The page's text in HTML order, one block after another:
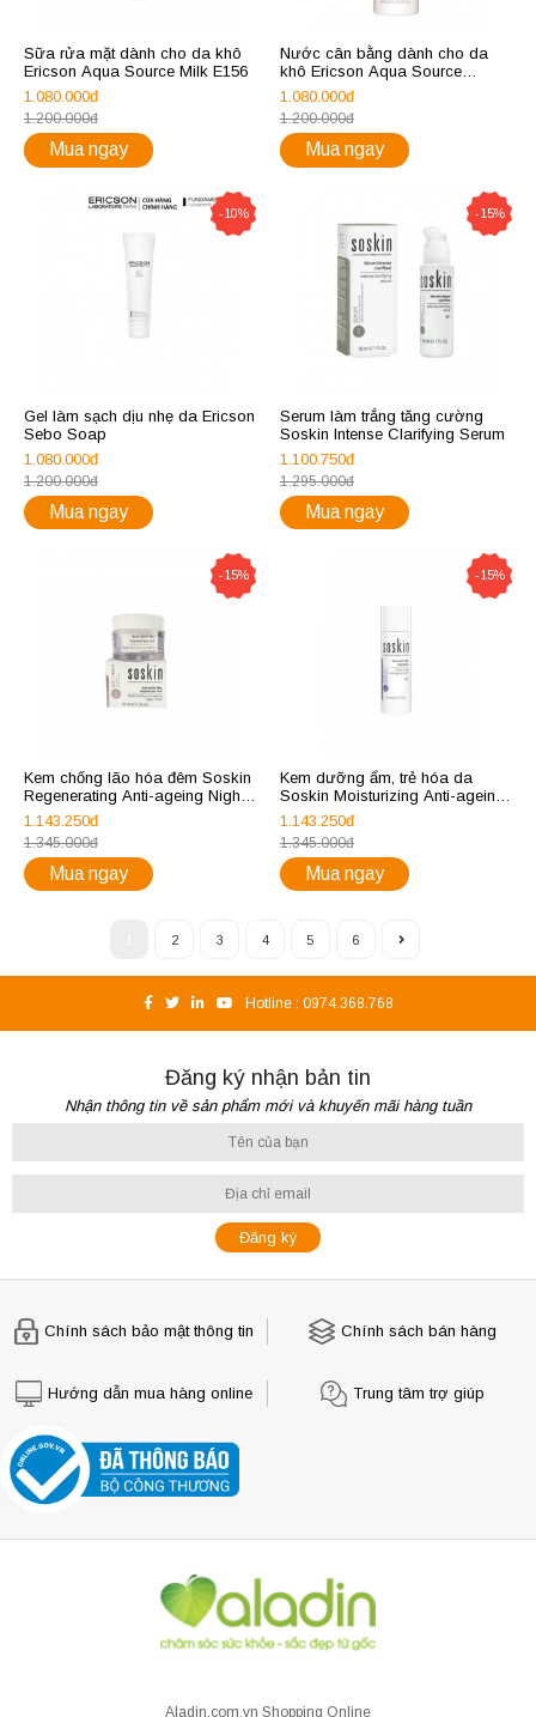
Sữa rửa mặt dành cho da khô
Ericson Aqua Source Milk E156
1.080.000đ
1.200.000đ
Mua ngay
Nước cân bằng dành cho da
khô Ericson Aqua Source
Moisturising Lotion
1.080.000đ
1.200.000đ
Mua ngay
-10%
Gel làm sạch dịu nhẹ da Ericson
Sebo Soap
1.080.000đ
1.200.000đ
Mua ngay
-15%
Serum làm trắng tăng cường
Soskin Intense Clarifying Serum
1.100.750đ
1.295.000đ
Mua ngay
-15%
Kem chống lão hóa đêm Soskin
Regenerating Anti-ageing Night
Cream 50ml
1.143.250đ
1.345.000đ
Mua ngay
-15%
Kem dưỡng ẩm, trẻ hóa da
Soskin Moisturizing Anti-ageing
Cream 50ml
1.143.250đ
1.345.000đ
Mua ngay
2 3 4 5 6
Hotline : 0974.368.768
Đăng ký nhận bản tin
Nhận thông tin về sản phẩm mới và khuyến mãi hàng tuần
Chính sách bảo mật thông tin Chính sách bán hàng
Hướng dẫn mua hàng online Trung tâm trợ giúp
Aladin.com.vn Shopping Online